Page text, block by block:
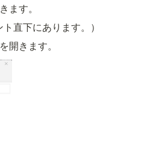
ます。
直下にあります。）
開きます。